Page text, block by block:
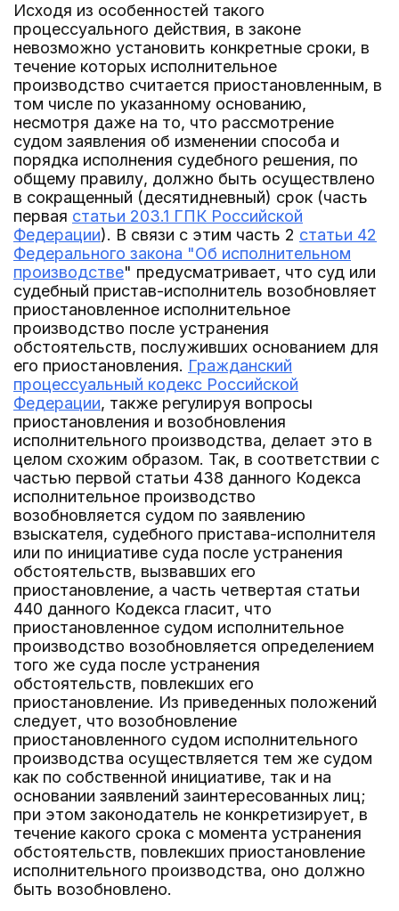
Исходя из особенностей такого
процессуального действия, в законе
невозможно установить конкретные сроки, в
течение которых исполнительное
производство считается приостановленным, в
том числе по указанному основанию,
несмотря даже на то, что рассмотрение
судом заявления об изменении способа и
порядка исполнения судебного решения, по
общему правилу, должно быть осуществлено
в сокращенный (десятидневный) срок (часть
первая статьи 203.1 ГПК Российской
Федерации). В связи с этим часть 2 статьи 42
Федерального закона "Об исполнительном
производстве" предусматривает, что суд или
судебный пристав-исполнитель возобновляет
приостановленное исполнительное
производство после устранения
обстоятельств, послуживших основанием для
его приостановления. Гражданский
процессуальный кодекс Российской
Федерации, также регулируя вопросы
приостановления и возобновления
исполнительного производства, делает это в
целом схожим образом. Так, в соответствии с
частью первой статьи 438 данного Кодекса
исполнительное производство
возобновляется судом по заявлению
взыскателя, судебного пристава-исполнителя
или по инициативе суда после устранения
обстоятельств, вызвавших его
приостановление, а часть четвертая статьи
440 данного Кодекса гласит, что
приостановленное судом исполнительное
производство возобновляется определением
того же суда после устранения
обстоятельств, повлекших его
приостановление. Из приведенных положений
следует, что возобновление
приостановленного судом исполнительного
производства осуществляется тем же судом
как по собственной инициативе, так и на
основании заявлений заинтересованных лиц;
при этом законодатель не конкретизирует, в
течение какого срока с момента устранения
обстоятельств, повлекших приостановление
исполнительного производства, оно должно
быть возобновлено.